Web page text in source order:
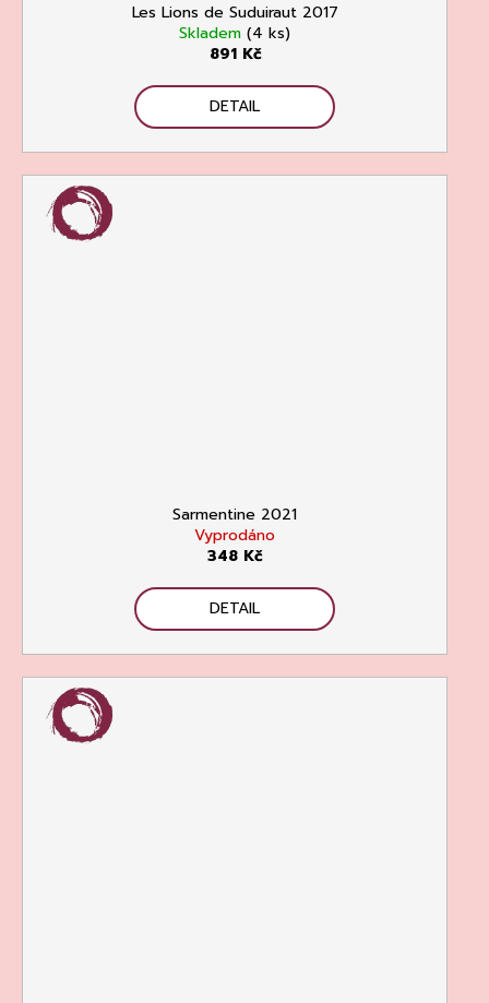
Les Lions de Suduiraut 2017
Skladem (4 ks)
891 Kč
DETAIL
Sarmentine 2021
Vyprodáno
348 Kč
DETAIL